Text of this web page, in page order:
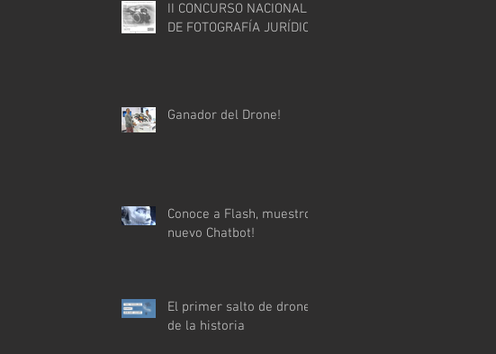
II CONCURSO NACIONAL
DE FOTOGRAFÍA JURÍDICA
Ganador del Drone!
Conoce a Flash, muestro
nuevo Chatbot!
El primer salto de drone
de la historia